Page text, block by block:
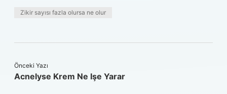
Zikir sayısı fazla olursa ne olur
Önceki Yazı
Acnelyse Krem Ne Işe Yarar